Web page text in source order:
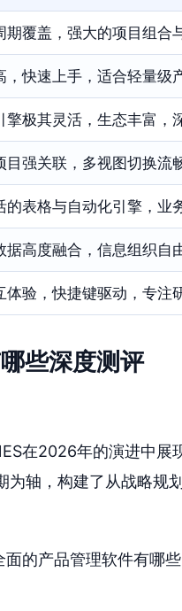
期覆盖，强大的项目组合
，快速上手，适合轻量级
擎极其灵活，生态丰富，
目强关联，多视图切换流
的表格与自动化引擎，业
据高度融合，信息组织自
体验，快捷键驱动，专注
些深度测评
在2026年的演进中展
轴，构建了从战略规
面的产品管理软件有哪